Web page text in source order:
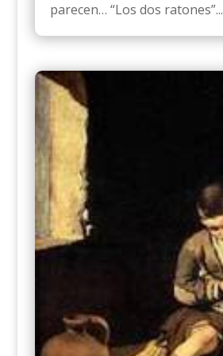
parecen… “Los dos ratones”...